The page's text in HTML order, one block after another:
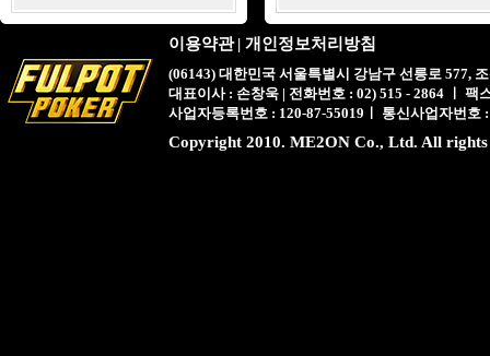
이용약관 | 개인정보처리방침
(06143) 대한민국 서울특별시 강남구 선릉로 577,
대표이사 : 손창욱 | 전화번호 : 02) 515 - 2864 ㅣ 팩
사업자등록번호 : 120-87-55019ㅣ 통신사업자번호
Copyright 2010. ME2ON Co., Ltd. All rights